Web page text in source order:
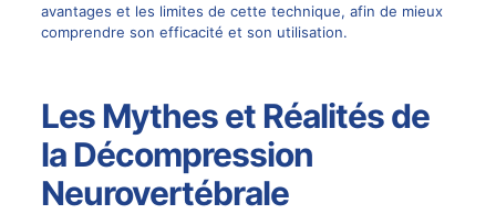
avantages et les limites de cette technique, afin de mieux
comprendre son efficacité et son utilisation.
Les Mythes et Réalités de
la Décompression
Neurovertébrale